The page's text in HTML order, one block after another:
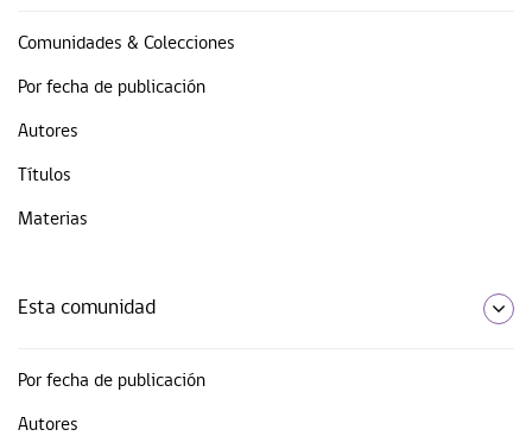
Comunidades & Colecciones
Por fecha de publicación
Autores
Títulos
Materias
Esta comunidad
Por fecha de publicación
Autores